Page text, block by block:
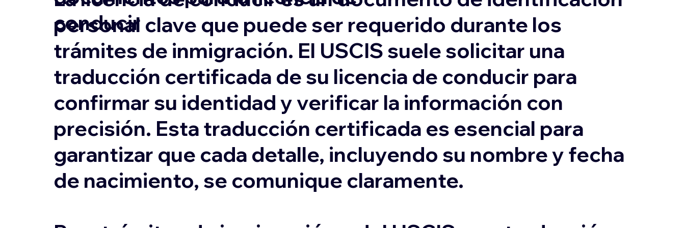
conducir
personal clave que puede ser requerido durante los
trámites de inmigración. El USCIS suele solicitar una
traducción certificada de su licencia de conducir para
confirmar su identidad y verificar la información con
precisión. Esta traducción certificada es esencial para
garantizar que cada detalle, incluyendo su nombre y fecha
de nacimiento, se comunique claramente.